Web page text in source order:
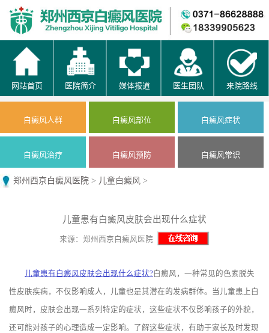
网站首页 医院简介 媒体报道 医生团队 来院路线
白癜风人群 白癜风部位 白癜风症状
白癜风治疗 白癜风预防 白癜风常识
郑州西京白癜风医院 > 儿童白癜风 >
儿童患有白癜风皮肤会出现什么症状
来源：郑州西京白癜风医院
儿童患有白癜风皮肤会出现什么症状?白癜风，一种常见的色素脱失
性皮肤疾病，不仅影响成人，儿童也是其潜在的发病群体。当儿童患上白
癜风时，皮肤会出现一系列特定的症状，这些症状不仅影响孩子的外貌，
还可能对孩子的心理造成一定影响。了解这些症状，有助于家长及时发现